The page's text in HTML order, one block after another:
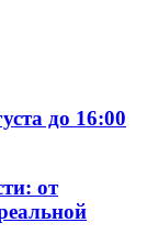
до 16:00
от